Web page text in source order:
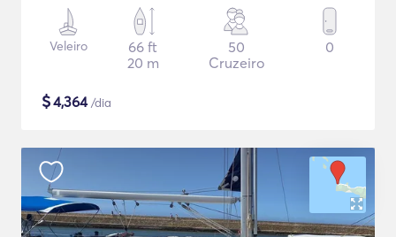
Veleiro
66 ft
20 m
50
Cruzeiro
0
$4,364/dia